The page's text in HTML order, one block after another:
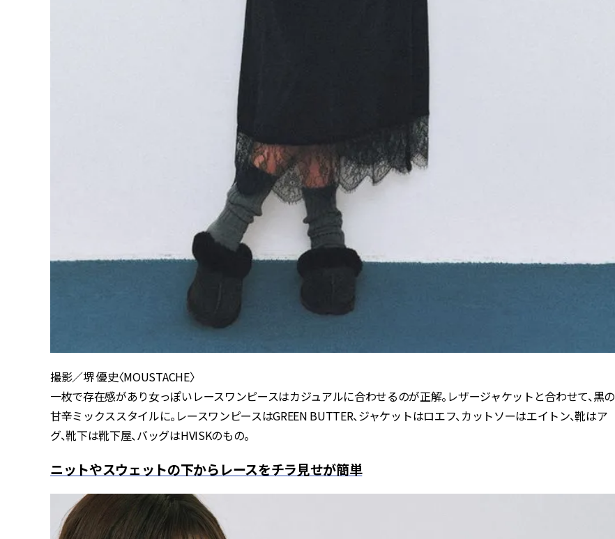
撮影／堺 優史〈MOUSTACHE〉
一枚で存在感があり女っぽいレースワンピースはカジュアルに合わせるのが正解。レザージャケットと合わせて、黒の
甘辛ミックススタイルに。レースワンピースはGREEN BUTTER、ジャケットはロエフ、カットソーはエイトン、靴はア
グ、靴下は靴下屋、バッグはHVISKのもの。
ニットやスウェットの下からレースをチラ見せが簡単